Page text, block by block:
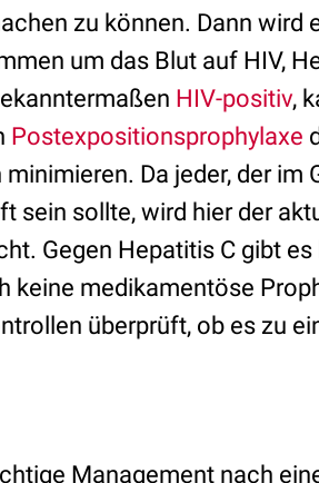
zu können. Dann wird
um das Blut auf HIV,
HIV-positiv,
Postexpositionsprophylaxe
Da jeder, der im
sein sollte, wird hier der
Gegen Hepatitis C gibt es
keine medikamentöse
überprüft, ob es zu
Management nach